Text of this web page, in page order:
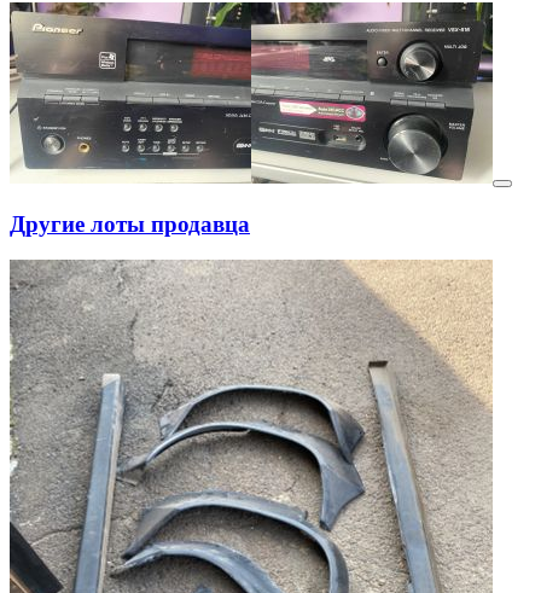
Другие лоты продавца